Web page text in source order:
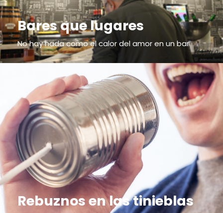
Bares que lugares
No hay nada como el calor del amor en un bar
Rebuznos en las tinieblas